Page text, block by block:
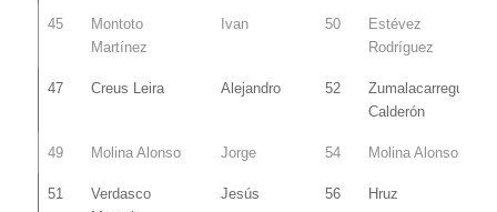
45
Montoto
Martínez
Ivan 50
Estévez
Rodríguez
47 Creus Leira Alejandro 52
Zumalacarregui
Calderón
49 Molina Alonso Jorge 54 Molina Alonso
51
Verdasco
Jesús 56 Hruz